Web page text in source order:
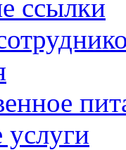
ссылки